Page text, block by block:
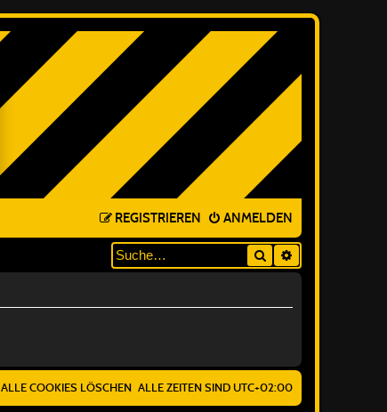
ANMELDEN
REGISTRIEREN
Suche
ALLE ZEITEN SIND UTC+02:00
ALLE COOKIES LÖSCHEN